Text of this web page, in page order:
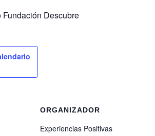
Descubre
ORGANIZADOR
Experiencias Positivas